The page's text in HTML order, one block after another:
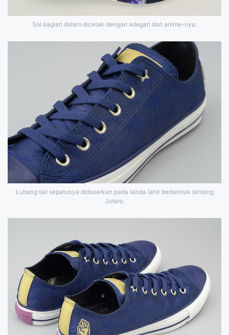
Sol bagian dalam dicetak dengan adegan dari anime-nya.
Lubang tali sepatunya didasarkan pada tanda lahir berbentuk bintang
Jotaro.